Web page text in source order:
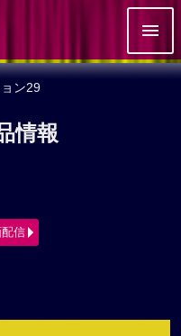
ン29
情報
信